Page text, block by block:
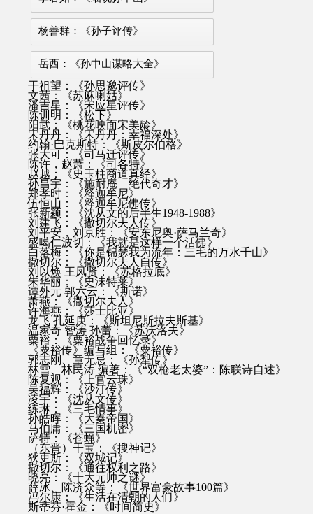
杨善群：《孙子评传》
岳西：《孙中山谋略大全》
干祖望：《孙思邈评传》
文茜：《苏麻喇姑》
潘吉星：《宋应星评传》
陈训明：《松下》
阳武：《桃花映面宋美龄》
宋丹丹：《宋丹丹：幸福深处》
约翰·巴克斯特：《斯皮尔伯格》
张大可：《司马迁评传》
陈许，赵萧：《司各特》
赵越：《史玉柱商道真经》
孙昌宇：《施耐庵—绝代奇才》
郑孝时：《释迦牟尼》
伍恒山：《释迦牟尼佛传》
张新颖：《沈从文的后半生1948-1988》
刘建飞：《撒切尔夫人传》
刘平安，刘京胜：《安东尼奥·萨马兰奇》
盛噶仁波切：《我就是这样一个活佛》
白落梅：《你是锦瑟我为流年：三毛的万水千山》
撒切尔：《撒切尔夫人自传》
刘以焕 王凤贤：《苏格拉底》
朱华丽：《史沫特莱》
谭外元 郭六云：《斯诺》
萧燕：《撒切尔夫人》
许海燕：《莎士比亚》
龙飞 孔延庚：《斯坦尼斯拉夫斯基》
温家奇 智涛 孙蕾：《苏沃洛夫》
粟裕：《粟裕战争回忆录》
《粟裕传》编写组：《粟裕传》
郭志刚、章无忌：《孙犁传》
林雪、林民涛 编著：《“双枪老太婆”：陈联诗自述》
陈复观：《上官云珠》
吴福辉：《沙汀传》
凌宇：《沈从文传》
练琳：《三毛情事》
孙皓晖：《大秦帝国》
马伯庸：《三国机密》
萨特：《苍蝇》
（东晋）干宝：《搜神记》
狄更斯：《双城记》
撒切尔：《通往权利之路》
晓亮：《十大元帅之谜》
薛冰、陈济众等：《世界富豪故事100篇》
冯尔康：《生活在清朝的人们》
斯蒂芬·霍金：《时间简史》